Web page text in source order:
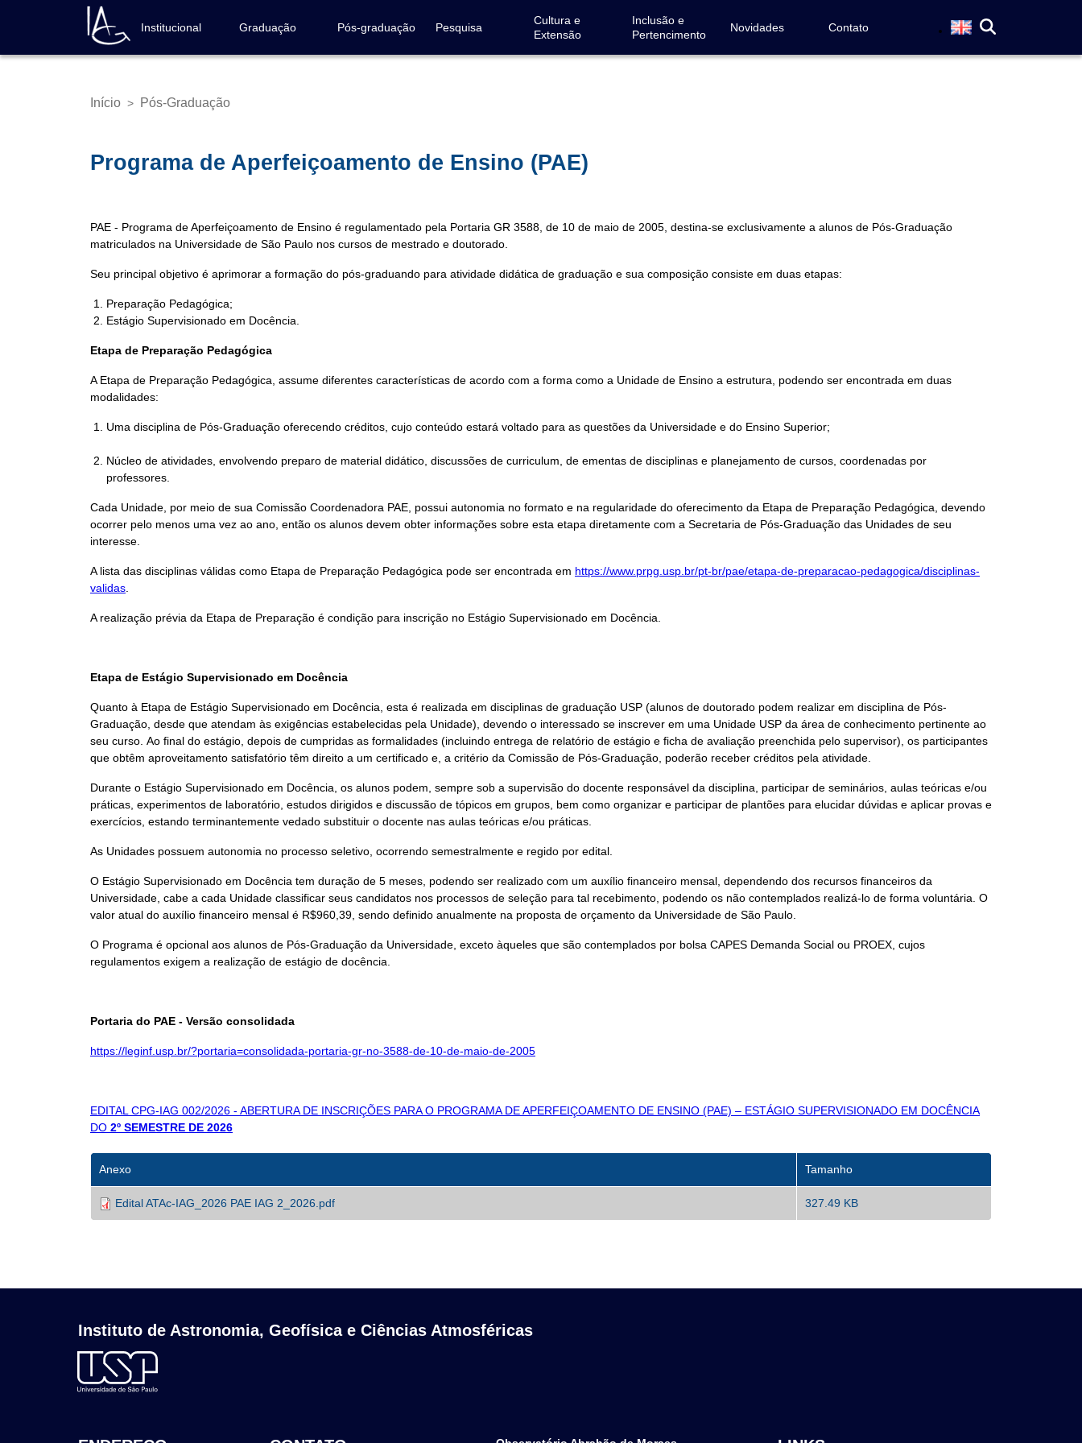
conteúdo
Navegação
principal
Institucional Graduação Pós-graduação Pesquisa
Cultura e
Extensão
Inclusão e
Pertencimento
Novidades Contato
Trilha
Início > Pós-Graduação
Programa de Aperfeiçoamento de Ensino (PAE)
PAE - Programa de Aperfeiçoamento de Ensino é regulamentado pela Portaria GR 3588, de 10 de maio de 2005, destina-se exclusivamente a alunos de Pós-Graduação
matriculados na Universidade de São Paulo nos cursos de mestrado e doutorado.
Seu principal objetivo é aprimorar a formação do pós-graduando para atividade didática de graduação e sua composição consiste em duas etapas:
Preparação Pedagógica;
Estágio Supervisionado em Docência.
Etapa de Preparação Pedagógica
A Etapa de Preparação Pedagógica, assume diferentes características de acordo com a forma como a Unidade de Ensino a estrutura, podendo ser encontrada em duas
modalidades:
Uma disciplina de Pós-Graduação oferecendo créditos, cujo conteúdo estará voltado para as questões da Universidade e do Ensino Superior;
Núcleo de atividades, envolvendo preparo de material didático, discussões de curriculum, de ementas de disciplinas e planejamento de cursos, coordenadas por
professores.
Cada Unidade, por meio de sua Comissão Coordenadora PAE, possui autonomia no formato e na regularidade do oferecimento da Etapa de Preparação Pedagógica, devendo
ocorrer pelo menos uma vez ao ano, então os alunos devem obter informações sobre esta etapa diretamente com a Secretaria de Pós-Graduação das Unidades de seu
interesse.
A lista das disciplinas válidas como Etapa de Preparação Pedagógica pode ser encontrada em https://www.prpg.usp.br/pt-br/pae/etapa-de-preparacao-pedagogica/disciplinas-
validas
A realização prévia da Etapa de Preparação é condição para inscrição no Estágio Supervisionado em Docência.
Etapa de Estágio Supervisionado em Docência
Quanto à Etapa de Estágio Supervisionado em Docência, esta é realizada em disciplinas de graduação USP (alunos de doutorado podem realizar em disciplina de Pós-
Graduação, desde que atendam às exigências estabelecidas pela Unidade), devendo o interessado se inscrever em uma Unidade USP da área de conhecimento pertinente ao
seu curso. Ao final do estágio, depois de cumpridas as formalidades (incluindo entrega de relatório de estágio e ficha de avaliação preenchida pelo supervisor), os participantes
que obtêm aproveitamento satisfatório têm direito a um certificado e, a critério da Comissão de Pós-Graduação, poderão receber créditos pela atividade.
Durante o Estágio Supervisionado em Docência, os alunos podem, sempre sob a supervisão do docente responsável da disciplina, participar de seminários, aulas teóricas e/ou
práticas, experimentos de laboratório, estudos dirigidos e discussão de tópicos em grupos, bem como organizar e participar de plantões para elucidar dúvidas e aplicar provas e
exercícios, estando terminantemente vedado substituir o docente nas aulas teóricas e/ou práticas.
As Unidades possuem autonomia no processo seletivo, ocorrendo semestralmente e regido por edital.
O Estágio Supervisionado em Docência tem duração de 5 meses, podendo ser realizado com um auxílio financeiro mensal, dependendo dos recursos financeiros da
Universidade, cabe a cada Unidade classificar seus candidatos nos processos de seleção para tal recebimento, podendo os não contemplados realizá-lo de forma voluntária. O
valor atual do auxílio financeiro mensal é R$960,39, sendo definido anualmente na proposta de orçamento da Universidade de São Paulo.
O Programa é opcional aos alunos de Pós-Graduação da Universidade, exceto àqueles que são contemplados por bolsa CAPES Demanda Social ou PROEX, cujos
regulamentos exigem a realização de estágio de docência.
Portaria do PAE - Versão consolidada
https://leginf.usp.br/?portaria=consolidada-portaria-gr-no-3588-de-10-de-maio-de-2005
EDITAL CPG-IAG 002/2026 - ABERTURA DE INSCRIÇÕES PARA O PROGRAMA DE APERFEIÇOAMENTO DE ENSINO (PAE) – ESTÁGIO SUPERVISIONADO EM DOCÊNCIA
DO 2º SEMESTRE DE 2026
Anexo Tamanho
Edital ATAc-IAG_2026 PAE IAG 2_2026.pdf 327.49 KB
Instituto de Astronomia, Geofísica e Ciências Atmosféricas